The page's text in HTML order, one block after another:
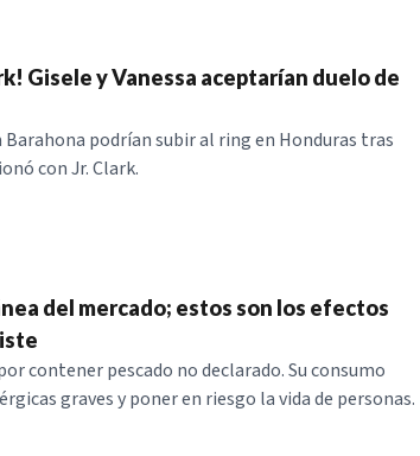
Gisele y Vanessa aceptarían duelo de
Barahona podrían subir al ring en Honduras tras
con Jr. Clark.
del mercado; estos son los efectos
contener pescado no declarado. Su consumo
graves y poner en riesgo la vida de personas.